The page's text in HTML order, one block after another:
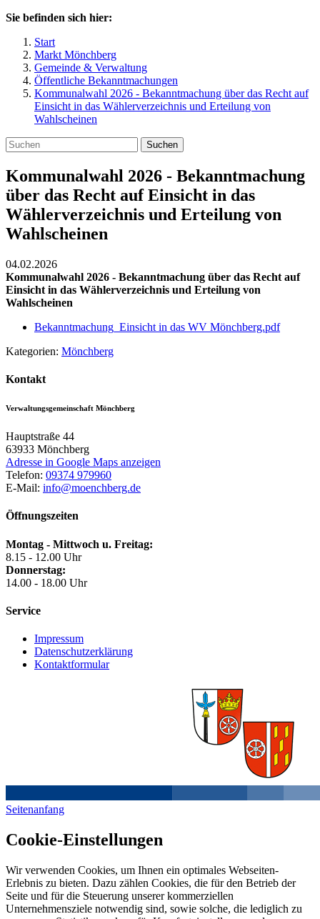
Sie befinden sich hier:
Start
Markt Mönchberg
Gemeinde & Verwaltung
Öffentliche Bekanntmachungen
Kommunalwahl 2026 - Bekanntmachung über das Recht auf
Einsicht in das Wählerverzeichnis und Erteilung von
Wahlscheinen
Suchen
Kommunalwahl 2026 - Bekanntmachung
über das Recht auf Einsicht in das
Wählerverzeichnis und Erteilung von
Wahlscheinen
04.02.2026
Kommunalwahl 2026 - Bekanntmachung über das Recht auf
Einsicht in das Wählerverzeichnis und Erteilung von
Wahlscheinen
Bekanntmachung_Einsicht in das WV Mönchberg.pdf
Kategorien: Mönchberg
Kontakt
Verwaltungsgemeinschaft Mönchberg
Hauptstraße 44
63933 Mönchberg
Adresse in Google Maps anzeigen
Telefon: 09374 979960
E-Mail: info@moenchberg.de
Öffnungszeiten
Montag - Mittwoch u. Freitag:
8.15 - 12.00 Uhr
Donnerstag:
14.00 - 18.00 Uhr
Service
Impressum
Datenschutzerklärung
Kontaktformular
Seitenanfang
Cookie-Einstellungen
Wir verwenden Cookies, um Ihnen ein optimales Webseiten-
Erlebnis zu bieten. Dazu zählen Cookies, die für den Betrieb der
Seite und für die Steuerung unserer kommerziellen
Unternehmensziele notwendig sind, sowie solche, die lediglich zu